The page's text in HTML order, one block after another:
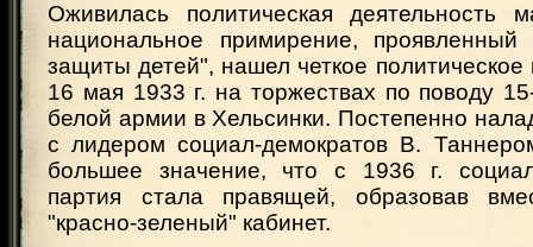
Оживилась политическая деятельность
национальное примирение,
защиты детей", нашел четкое
16 мая 1933 г. на торжествах по поводу
белой армии в Хельсинки. Постепенно
с лидером социал-демократов В.
большее значение, что с 1936 г. социал-
партия стала правящей, образовав
"красно-зеленый" кабинет.